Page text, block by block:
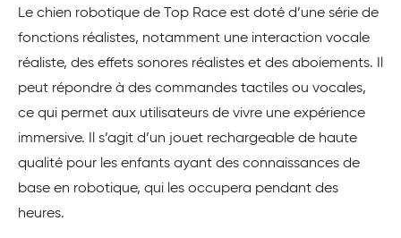
Le chien robotique de Top Race est doté d’une série de
fonctions réalistes, notamment une interaction vocale
réaliste, des effets sonores réalistes et des aboiements. Il
peut répondre à des commandes tactiles ou vocales,
ce qui permet aux utilisateurs de vivre une expérience
immersive. Il s’agit d’un jouet rechargeable de haute
qualité pour les enfants ayant des connaissances de
base en robotique, qui les occupera pendant des
heures.